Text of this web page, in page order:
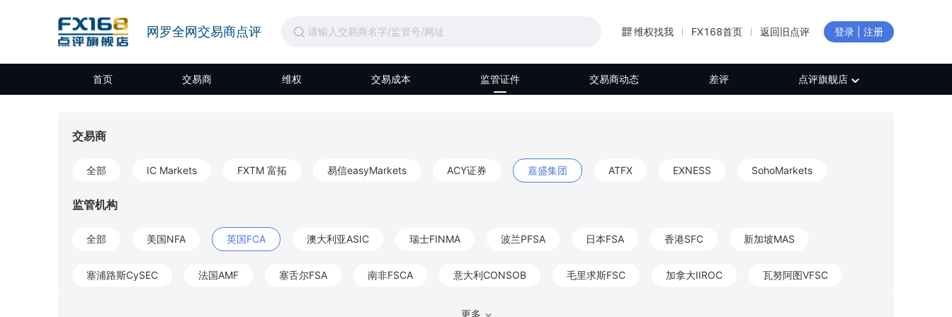
网罗全网交易商点评 维权找我 FX168首页 返回旧点评 登录 | 注册
首页 交易商 维权 交易成本 监管证件 交易商动态 差评 点评旗舰店
交易商
全部 IC Markets FXTM 富拓 易信easyMarkets ACY证券 嘉盛集团 ATFX EXNESS SohoMarkets
监管机构
全部 美国NFA 英国FCA 澳大利亚ASIC 瑞士FINMA 波兰PFSA 日本FSA 香港SFC 新加坡MAS
塞浦路斯CySEC 法国AMF 塞舌尔FSA 南非FSCA 意大利CONSOB 毛里求斯FSC 加拿大IIROC 瓦努阿图VFSC
伯利兹FSC
更多